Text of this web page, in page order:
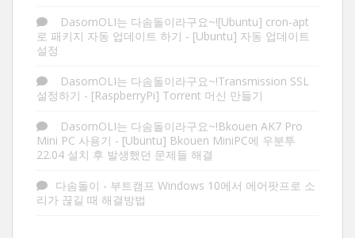
DasomOLI는 다솜돌이라구요~![Ubuntu] cron-apt
로 패키지 자동 업데이트 하기 - [Ubuntu] 자동 업데이트
설정
DasomOLI는 다솜돌이라구요~!Transmission SSL
설정하기 - [RaspberryPi] Torrent 머신 만들기
DasomOLI는 다솜돌이라구요~!Bkouen AK7 Pro
Mini PC 사용기 - [Ubuntu] Bkouen MiniPC에 우분투
22.04 설치 후 발생했던 문제들 해결
다솜돌이 - 부트캠프 Windows 10에서 에어팟프로 소
리가 끊길 때 해결방법